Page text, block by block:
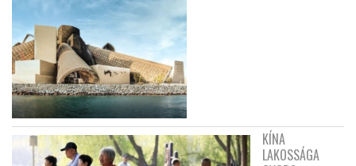
KÍNA
LAKOSSÁGA